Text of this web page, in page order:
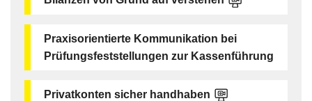
Praxisorientierte Kommunikation bei
Prüfungsfeststellungen zur Kassenführung
Privatkonten sicher handhaben